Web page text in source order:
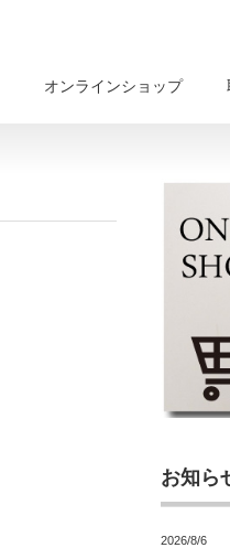
オンラインショップ
お知ら
2026/8/6